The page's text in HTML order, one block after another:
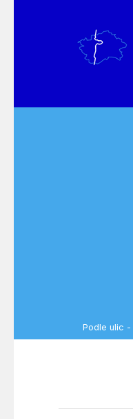
Podle ulic -